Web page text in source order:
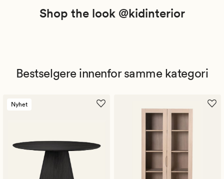
Shop the look @kidinterior
Bestselgere innenfor samme kategori
Nyhet